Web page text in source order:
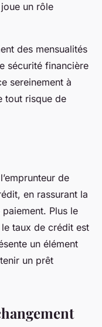
un rôle
des mensualités
sécurité financière
sereinement à
tout risque de
de
en rassurant la
Plus le
taux de crédit est
un élément
un prêt